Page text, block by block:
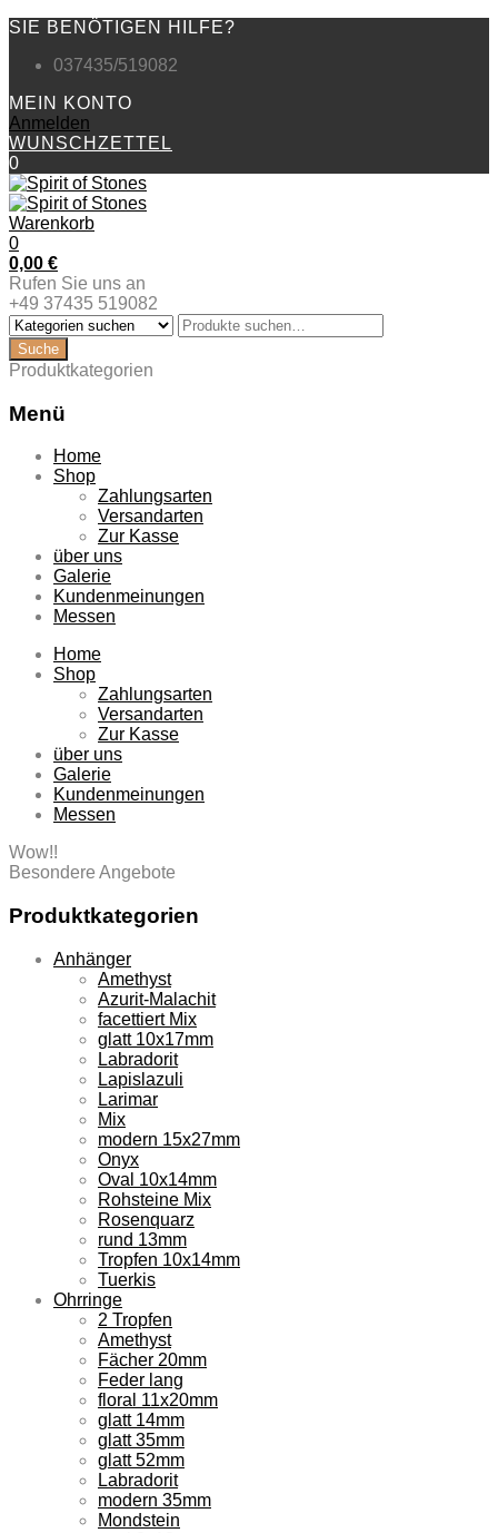
SIE BENÖTIGEN HILFE?
037435/519082
MEIN KONTO
Anmelden
WUNSCHZETTEL
0
Warenkorb
0
0,00 €
Rufen Sie uns an
+49 37435 519082
Produktkategorien
Menü
Zum
Inhalt
Home
Shop
Zahlungsarten
Versandarten
Zur Kasse
über uns
Galerie
Kundenmeinungen
Messen
Home
Shop
Zahlungsarten
Versandarten
Zur Kasse
über uns
Galerie
Kundenmeinungen
Messen
Wow!!
Besondere Angebote
Produktkategorien
Anhänger
Amethyst
Azurit-Malachit
facettiert Mix
glatt 10x17mm
Labradorit
Lapislazuli
Larimar
Mix
modern 15x27mm
Onyx
Oval 10x14mm
Rohsteine Mix
Rosenquarz
rund 13mm
Tropfen 10x14mm
Tuerkis
Ohrringe
2 Tropfen
Amethyst
Fächer 20mm
Feder lang
floral 11x20mm
glatt 14mm
glatt 35mm
glatt 52mm
Labradorit
modern 35mm
Mondstein